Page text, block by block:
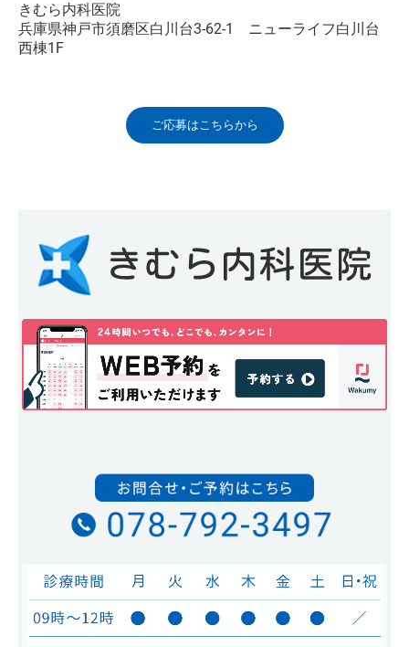
きむら内科医院
兵庫県神戸市須磨区白川台3-62-1 ニューライフ白川台
西棟1F
ご応募はこちらから